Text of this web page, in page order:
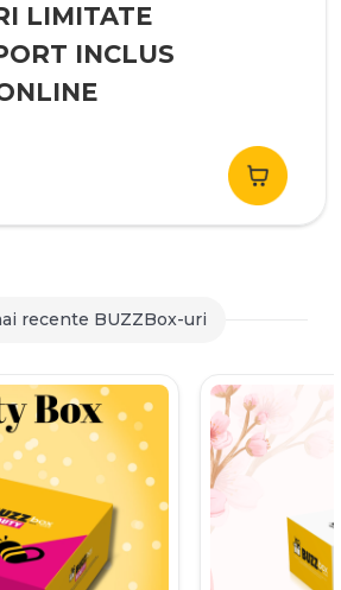
LIMITATE
INCLUS
lei.
lei.
recente BUZZBox-uri